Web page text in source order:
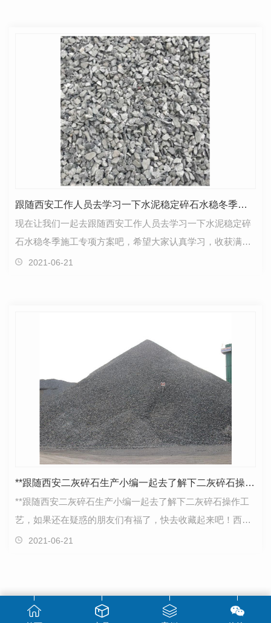
跟随西安工作人员去学习一下水泥稳定碎石水稳冬季施工专项方案吧
现在让我们一起去跟随西安工作人员去学习一下水泥稳定碎
石水稳冬季施工专项方案吧，希望大家认真学习，收获满
满！水稳冬季施工专项方案西安水泥稳定碎石厂家冬季道…
2021-06-21
**跟随西安二灰碎石生产小编一起去了解下二灰碎石操作工艺
**跟随西安二灰碎石生产小编一起去了解下二灰碎石操作工
艺，如果还在疑惑的朋友们有福了，快去收藏起来吧！西安
二灰碎石厂家操作工艺测量放线：根据设计文件校核平…
2021-06-21